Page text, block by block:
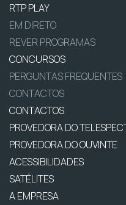
RTP PLAY
EM DIRETO
REVER PROGRAMAS
CONCURSOS
PERGUNTAS FREQUENTES
CONTACTOS
CONTACTOS
PROVEDORA DO
PROVEDORA DO OUVINTE
ACESSIBILIDADES
SATÉLITES
A EMPRESA